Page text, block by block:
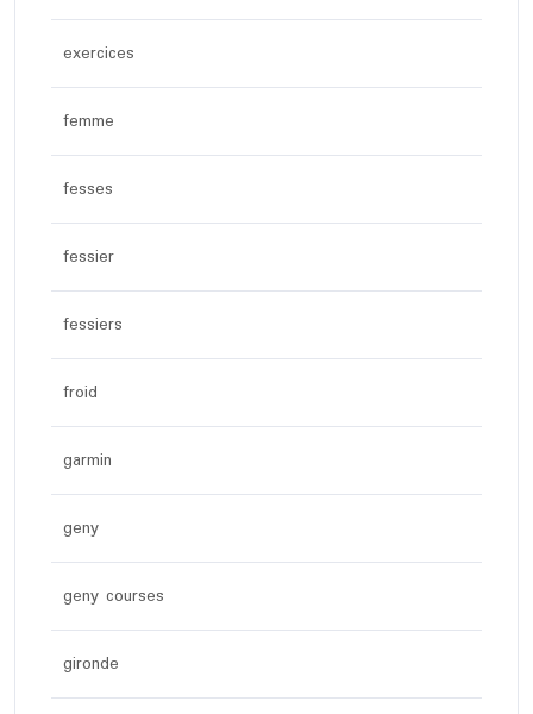
exercices
femme
fesses
fessier
fessiers
froid
garmin
geny
geny courses
gironde